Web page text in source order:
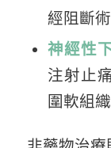
經阻斷
神經性
注射止
圍軟組織